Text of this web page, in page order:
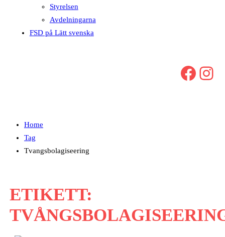
Styrelsen
Avdelningarna
FSD på Lätt svenska
Facebook Instagram
Home
Tag
Tvangsbolagiseering
ETIKETT: